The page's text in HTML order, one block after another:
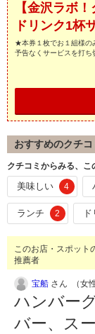
【金沢ラボ
ドリンク1杯
★本券１枚でお１組様の
予告なくサービスを打ち
おすすめのクチ
クチコミからみる、こ
美味しい 4
ランチ 2
このお店・スポット
推薦者
宝船 さん （女
ハンバー
バー、ス